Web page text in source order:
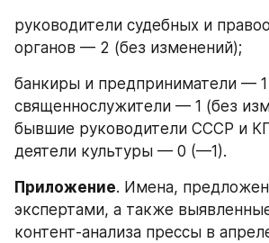
руководители судебных и
органов — 2 (без изменений);
банкиры и предприниматели —
священнослужители — 1 (без
бывшие руководители СССР и
деятели культуры — 0 (—1).
Приложение. Имена,
экспертами, а также
контент-анализа прессы в